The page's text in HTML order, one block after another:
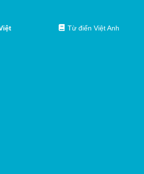
Từ điển Việt Anh